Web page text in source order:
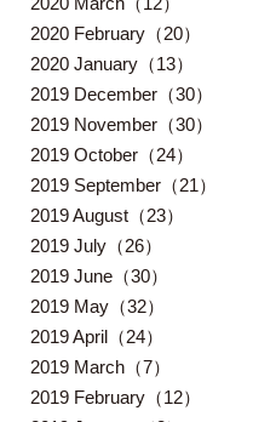
2020 February（20）
2020 January（13）
2019 December（30）
2019 November（30）
2019 October（24）
2019 September（21）
2019 August（23）
2019 July（26）
2019 June（30）
2019 May（32）
2019 April（24）
2019 March（7）
2019 February（12）